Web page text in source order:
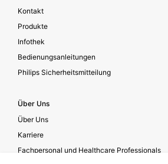
Kontakt
Produkte
Infothek
Bedienungsanleitungen
Philips Sicherheitsmitteilung
Über Uns
Über Uns
Karriere
Fachpersonal und Healthcare Professionals